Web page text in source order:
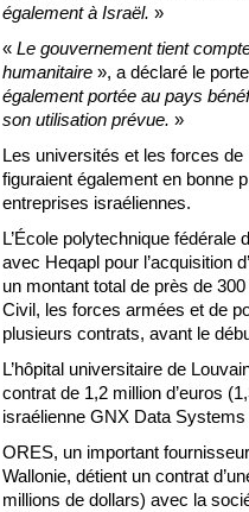
également à Israël. »
« Le gouvernement tient
humanitaire », a déclaré le
également portée au pays
son utilisation prévue. »
Les universités et les forces de
figuraient également en bonne
entreprises israéliennes.
L’École polytechnique
avec Heqapl pour l’acquisition
un montant total de près de
Civil, les forces armées et de
plusieurs contrats, avant le
L’hôpital universitaire de
contrat de 1,2 million d’euros
israélienne GNX Data
ORES, un important
Wallonie, détient un contrat
millions de dollars) avec la